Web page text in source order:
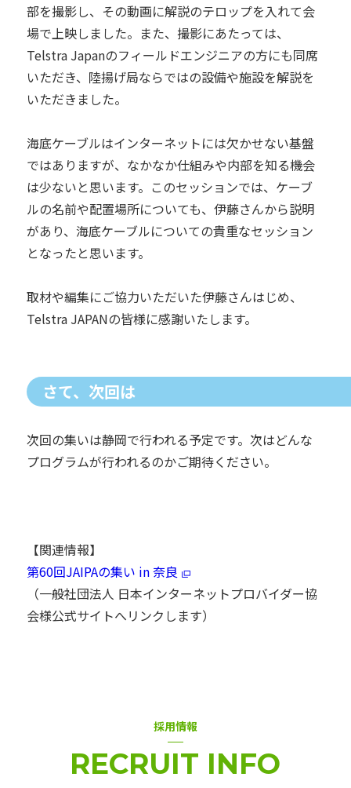
部を撮影し、その動画に解説のテロップを入れて会
場で上映しました。また、撮影にあたっては、
Telstra Japanのフィールドエンジニアの方にも同席
いただき、陸揚げ局ならではの設備や施設を解説を
いただきました。
海底ケーブルはインターネットには欠かせない基盤
ではありますが、なかなか仕組みや内部を知る機会
は少ないと思います。このセッションでは、ケーブ
ルの名前や配置場所についても、伊藤さんから説明
があり、海底ケーブルについての貴重なセッション
となったと思います。
取材や編集にご協力いただいた伊藤さんはじめ、
Telstra JAPANの皆様に感謝いたします。
さて、次回は
次回の集いは静岡で行われる予定です。次はどんな
プログラムが行われるのかご期待ください。
【関連情報】
第60回JAIPAの集い in 奈良
（一般社団法人 日本インターネットプロバイダー協
会様公式サイトへリンクします）
採用情報
RECRUIT INFO